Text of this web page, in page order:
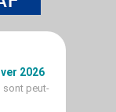
2026
sont peut-